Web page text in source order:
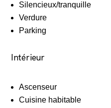
Silencieux/tranquille
Verdure
Parking
Intérieur
Ascenseur
Cuisine habitable